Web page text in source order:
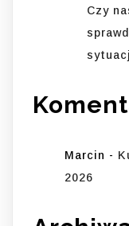
Czy
Marcin -
2026